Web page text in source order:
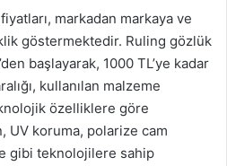
markadan markaya ve
göstermektedir. Ruling gözlük
başlayarak, 1000 TL’ye kadar
kullanılan malzeme
özelliklere göre
UV koruma, polarize cam
gibi teknolojilere sahip